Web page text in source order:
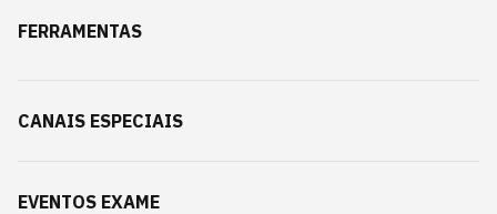
FERRAMENTAS
CANAIS ESPECIAIS
EVENTOS EXAME